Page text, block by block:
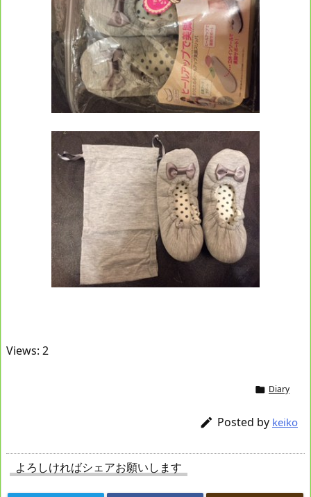
Views: 2
 Diary
 Posted by keiko
よろしければシェアお願いします